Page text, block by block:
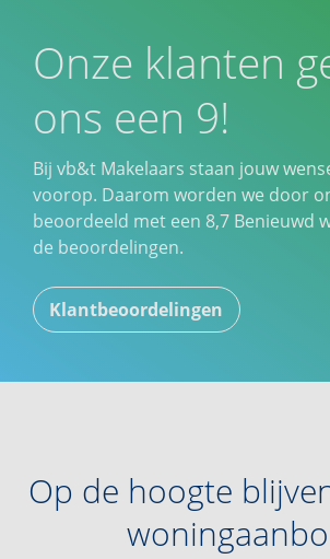
Onze klanten
ons een 9!
Bij vb&t Makelaars staan jouw
voorop. Daarom worden we door
beoordeeld met een 8,7 Benieuwd
de beoordelingen.
Klantbeoordelingen
Op de hoogte